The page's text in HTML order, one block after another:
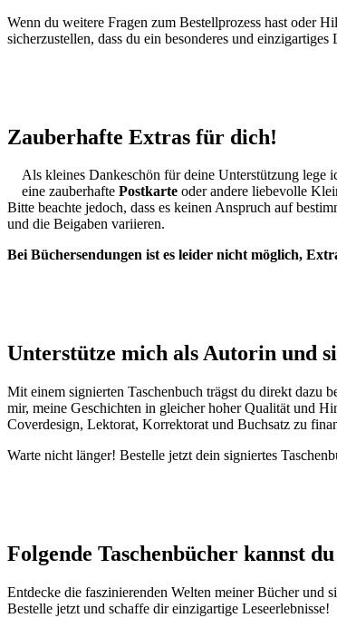
Wenn du weitere Fragen zum Bestellprozess hast oder
sicherzustellen, dass du ein besonderes und
Zauberhafte Extras für dich!
Als kleines Dankeschön für deine Unterstützung lege
eine zauberhafte Postkarte oder andere liebevolle
Bitte beachte jedoch, dass es keinen Anspruch auf
und die Beigaben variieren.
Bei Büchersendungen ist es leider nicht möglich,
Unterstütze mich als Autorin und
Mit einem signierten Taschenbuch trägst du direkt dazu
mir, meine Geschichten in gleicher hoher Qualität und
Coverdesign, Lektorat, Korrektorat und Buchsatz zu
Warte nicht länger! Bestelle jetzt dein signiertes
Folgende Taschenbücher kannst
Entdecke die faszinierenden Welten meiner Bücher und
Bestelle jetzt und schaffe dir einzigartige Leseerlebnisse!